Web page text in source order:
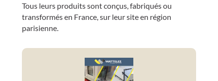
Tous leurs produits sont conçus, fabriqués ou
transformés en France, sur leur site en région
parisienne.